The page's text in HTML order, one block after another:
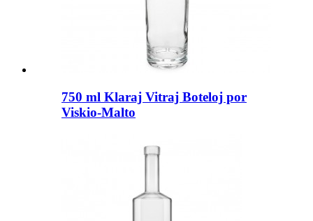
750 ml Klaraj Vitraj Boteloj por
Viskio-Malto